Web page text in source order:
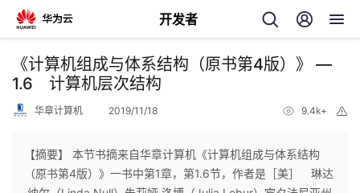
开发者
返
回
《计算机组成与体系结构（原书第4版）》 —
1.6 计算机层次结构
华章计算机 2019/11/18 9.4k+
【摘要】 本节书摘来自华章计算机《计算机组成与体系结构
（原书第4版）》一书中第1章，第1.6节，作者是［美］ 琳达